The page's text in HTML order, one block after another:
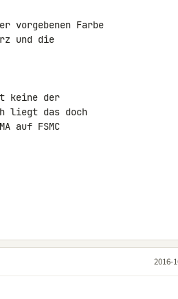
Farbe
und die
keine der
liegt das doch
auf FSMC
2016-